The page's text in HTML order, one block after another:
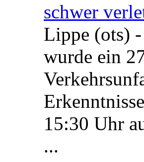
schwer
Lippe (ots)
wurde ein
15:30 Uhr
...